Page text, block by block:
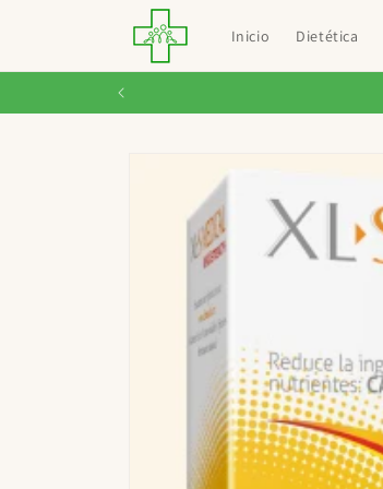
Inicio Dietética
información
del producto